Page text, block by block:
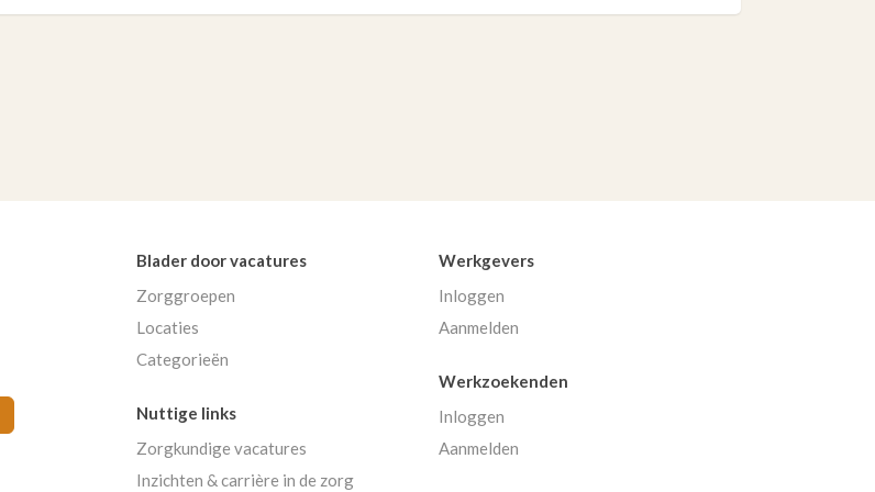
Blader door vacatures
Zorggroepen
Locaties
Categorieën
Werkgevers
Inloggen
Aanmelden
Werkzoekenden
Inloggen
Aanmelden
Nuttige links
Zorgkundige vacatures
Inzichten & carrière in de zorg